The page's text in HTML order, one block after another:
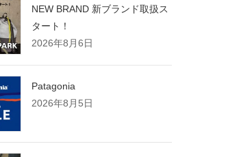
NEW BRAND 新ブランド取扱ス
タート！
2026年8月6日
Patagonia
2026年8月5日